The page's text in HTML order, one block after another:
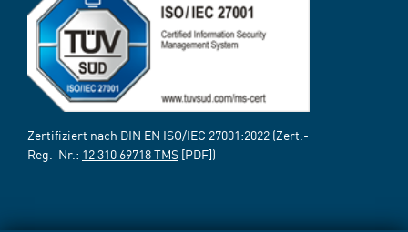
Zertifiziert nach DIN EN ISO/IEC 27001:2022 (Zert.-
Reg.-Nr.: 12 310 69718 TMS [PDF])